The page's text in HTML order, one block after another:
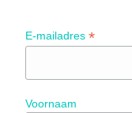
E-mailadres*
Voornaam